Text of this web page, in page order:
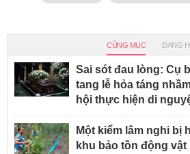
CÙNG MỤC ĐANG
Sai sót đau lòng: Cụ
tang lễ hỏa táng
hội thực hiện di
Một kiểm lâm nghi bị
khu bảo tồn động